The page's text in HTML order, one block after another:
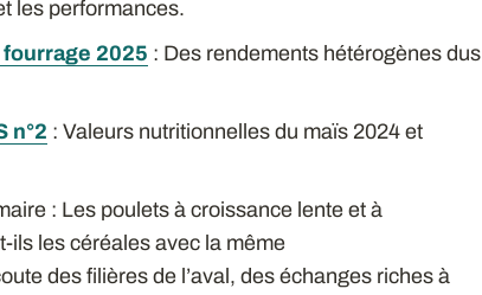
les performances.
2025 : Des rendements hétérogènes dus
n°2 : Valeurs nutritionnelles du maïs 2024 et
: Les poulets à croissance lente et à
ils les céréales avec la même
des filières de l’aval, des échanges riches à